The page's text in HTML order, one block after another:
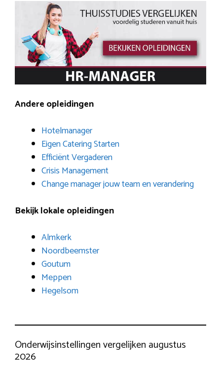
Andere opleidingen
Hotelmanager
Eigen Catering Starten
Efficiënt Vergaderen
Crisis Management
Change manager jouw team en verandering
Bekijk lokale opleidingen
Almkerk
Noordbeemster
Goutum
Meppen
Hegelsom
Onderwijsinstellingen vergelijken augustus
2026